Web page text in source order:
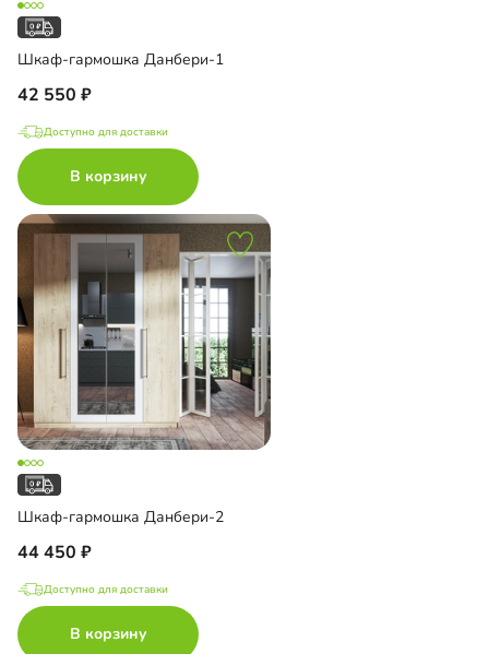
Шкаф-гармошка Данбери-1
42 550
Доступно для доставки
В корзину
Шкаф-гармошка Данбери-2
44 450
Доступно для доставки
В корзину